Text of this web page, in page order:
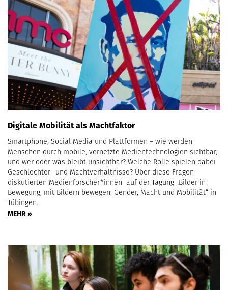
Digitale Mobilität als Machtfaktor
Smartphone, Social Media und Plattformen – wie werden
Menschen durch mobile, vernetzte Medientechnologien sichtbar,
und wer oder was bleibt unsichtbar? Welche Rolle spielen dabei
Geschlechter- und Machtverhältnisse? Über diese Fragen
diskutierten Medienforscher*innen auf der Tagung „Bilder in
Bewegung, mit Bildern bewegen: Gender, Macht und Mobilität“ in
Tübingen.
MEHR »